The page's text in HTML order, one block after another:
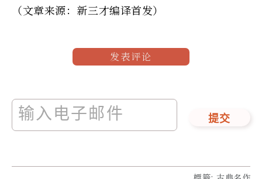
（文章来源：新三才编译首发）
发表评论
提交